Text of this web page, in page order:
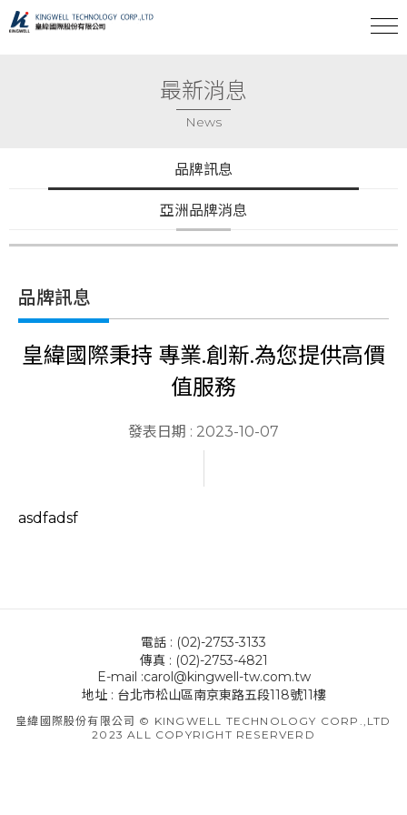
最新消息
News
品牌訊息
亞洲品牌消息
品牌訊息
皇緯國際秉持 專業.創新.為您提供高價
值服務
發表日期 : 2023-10-07
asdfadsf
電話 : (02)-2753-3133
傳真 : (02)-2753-4821
E-mail :carol@kingwell-tw.com.tw
地址 : 台北市松山區南京東路五段118號11樓
皇緯國際股份有限公司 © KINGWELL TECHNOLOGY CORP.,LTD
2023 ALL COPYRIGHT RESERVERD